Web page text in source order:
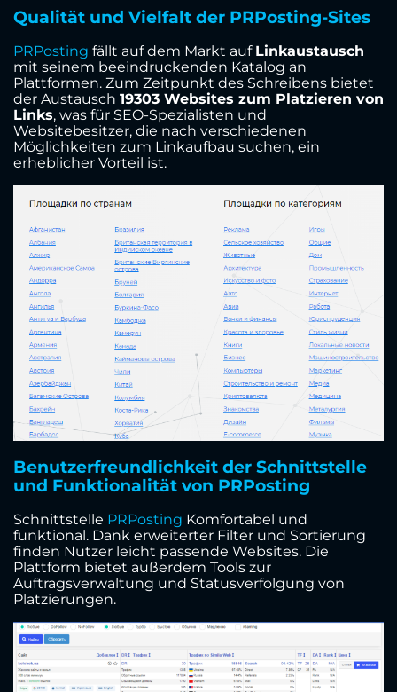
Qualität und Vielfalt der PRPosting-Sites
PRPosting fällt auf dem Markt auf Linkaustausch
mit seinem beeindruckenden Katalog an
Plattformen. Zum Zeitpunkt des Schreibens bietet
der Austausch 19303 Websites zum Platzieren von
Links, was für SEO-Spezialisten und
Websitebesitzer, die nach verschiedenen
Möglichkeiten zum Linkaufbau suchen, ein
erheblicher Vorteil ist.
Benutzerfreundlichkeit der Schnittstelle
und Funktionalität von PRPosting
Schnittstelle PRPosting Komfortabel und
funktional. Dank erweiterter Filter und Sortierung
finden Nutzer leicht passende Websites. Die
Plattform bietet außerdem Tools zur
Auftragsverwaltung und Statusverfolgung von
Platzierungen.